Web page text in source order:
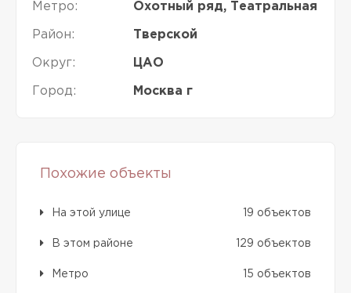
Метро: Охотный ряд, Театральная
Район: Тверской
Округ: ЦАО
Город: Москва г
Похожие объекты
На этой улице 19 объектов
В этом районе 129 объектов
Метро 15 объектов